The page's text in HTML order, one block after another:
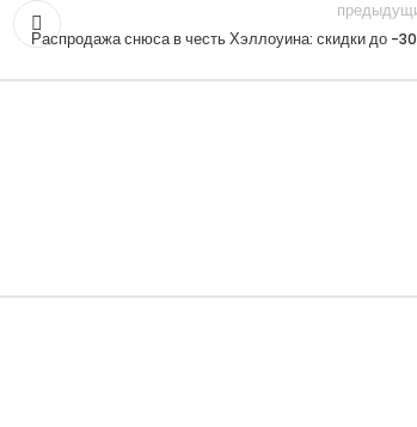
Распродажа снюса в честь Хэллоуина: скидки до -